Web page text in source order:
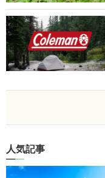
人気記事